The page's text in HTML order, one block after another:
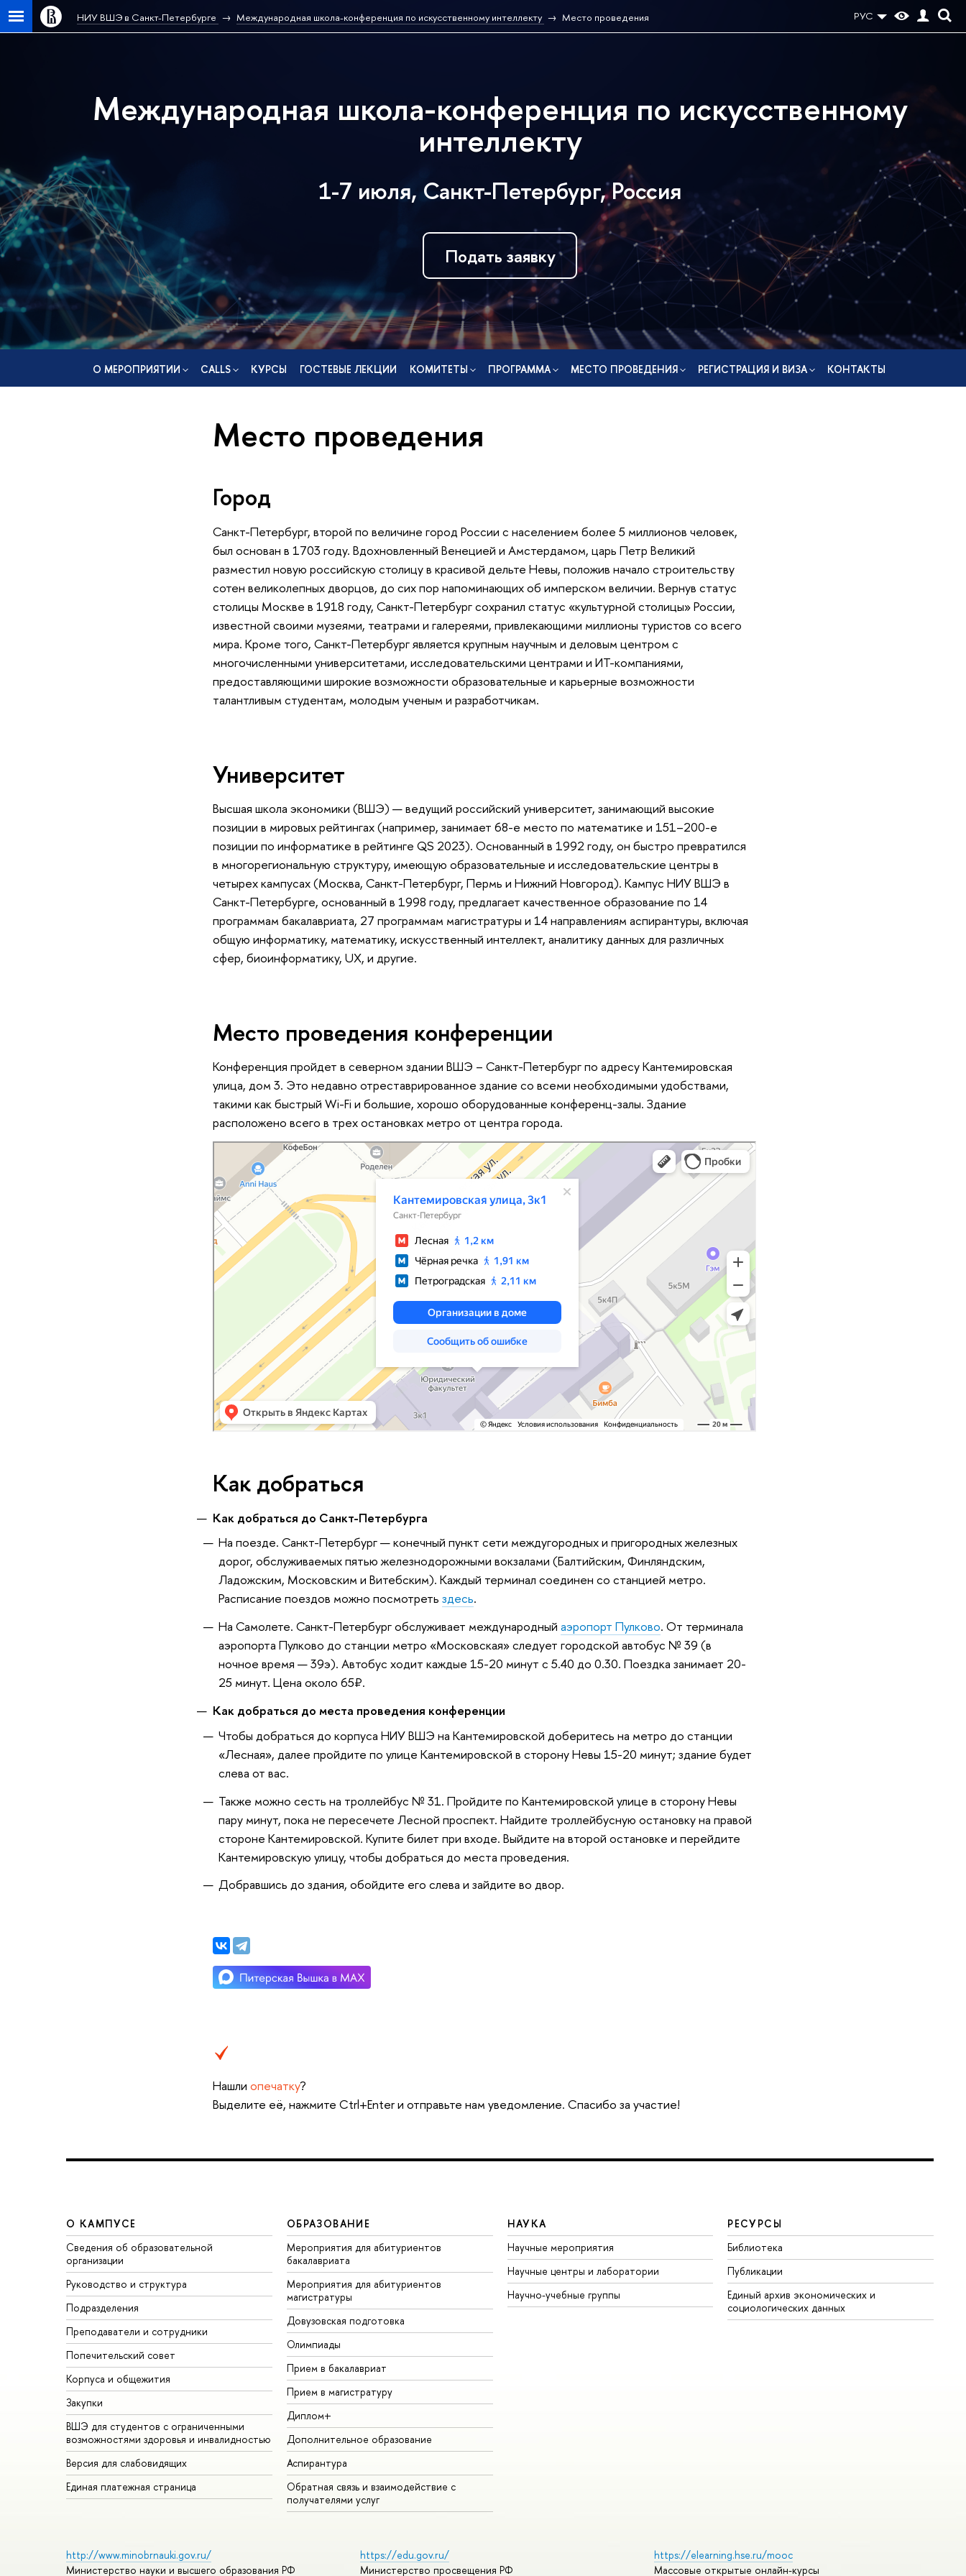
РУС
НИУ ВШЭ в Санкт-Петербурге Международная школа-конференция по искусственному интеллекту Место проведения
Международная школа-конференция по искусственному
интеллекту
1-7 июля, Санкт-Петербург, Россия
Подать заявку
О МЕРОПРИЯТИИ CALLS КУРСЫ ГОСТЕВЫЕ ЛЕКЦИИ КОМИТЕТЫ ПРОГРАММА МЕСТО ПРОВЕДЕНИЯ РЕГИСТРАЦИЯ И ВИЗА КОНТАКТЫ
Место проведения
Город
Санкт-Петербург, второй по величине город России с населением более 5 миллионов человек,
был основан в 1703 году. Вдохновленный Венецией и Амстердамом, царь Петр Великий
разместил новую российскую столицу в красивой дельте Невы, положив начало строительству
сотен великолепных дворцов, до сих пор напоминающих об имперском величии. Вернув статус
столицы Москве в 1918 году, Санкт-Петербург сохранил статус «культурной столицы» России,
известной своими музеями, театрами и галереями, привлекающими миллионы туристов со всего
мира. Кроме того, Санкт-Петербург является крупным научным и деловым центром с
многочисленными университетами, исследовательскими центрами и ИТ-компаниями,
предоставляющими широкие возможности образовательные и карьерные возможности
талантливым студентам, молодым ученым и разработчикам.
Университет
Высшая школа экономики (ВШЭ) — ведущий российский университет, занимающий высокие
позиции в мировых рейтингах (например, занимает 68-е место по математике и 151–200-е
позиции по информатике в рейтинге QS 2023). Основанный в 1992 году, он быстро превратился
в многорегиональную структуру, имеющую образовательные и исследовательские центры в
четырех кампусах (Москва, Санкт-Петербург, Пермь и Нижний Новгород). Кампус НИУ ВШЭ в
Санкт-Петербурге, основанный в 1998 году, предлагает качественное образование по 14
программам бакалавриата, 27 программам магистратуры и 14 направлениям аспирантуры, включая
общую информатику, математику, искусственный интеллект, аналитику данных для различных
сфер, биоинформатику, UX, и другие.
Место проведения конференции
Конференция пройдет в северном здании ВШЭ – Санкт-Петербург по адресу Кантемировская
улица, дом 3. Это недавно отреставрированное здание со всеми необходимыми удобствами,
такими как быстрый Wi-Fi и большие, хорошо оборудованные конференц-залы. Здание
расположено всего в трех остановках метро от центра города.
Кантемировская улица, 3к1 — Яндекс Карты
Как добраться
Как добраться до Санкт-Петербурга
На поезде. Санкт-Петербург — конечный пункт сети междугородных и пригородных железных
дорог, обслуживаемых пятью железнодорожными вокзалами (Балтийским, Финляндским,
Ладожским, Московским и Витебским). Каждый терминал соединен со станцией метро.
Расписание поездов можно посмотретьздесь.
На Самолете. Санкт-Петербург обслуживает международныйаэропорт Пулково. От терминала
аэропорта Пулково до станции метро «Московская» следует городской автобус № 39 (в
ночное время — 39э). Автобус ходит каждые 15-20 минут с 5.40 до 0.30. Поездка занимает 20-
25 минут. Цена около 65₽.
Как добраться до места проведения конференции
Чтобы добраться до корпуса НИУ ВШЭ на Кантемировской доберитесь на метро до станции
«Лесная», далее пройдите по улице Кантемировской в сторону Невы 15-20 минут; здание будет
слева от вас.
Также можно сесть на троллейбус № 31. Пройдите по Кантемировской улице в сторону Невы
пару минут, пока не пересечете Лесной проспект. Найдите троллейбусную остановку на правой
стороне Кантемировской. Купите билет при входе. Выйдите на второй остановке и перейдите
Кантемировскую улицу, чтобы добраться до места проведения.
Добравшись до здания, обойдите его слева и зайдите во двор.
Нашли опечатку?
Выделите её, нажмите Ctrl+Enter и отправьте нам уведомление. Спасибо за участие!
О КАМПУСЕ
Сведения об образовательной
организации
Руководство и структура
Подразделения
Преподаватели и сотрудники
Попечительский совет
Корпуса и общежития
Закупки
ВШЭ для студентов с ограниченными
возможностями здоровья и инвалидностью
Версия для слабовидящих
Единая платежная страница
ОБРАЗОВАНИЕ
Мероприятия для абитуриентов
бакалавриата
Мероприятия для абитуриентов
магистратуры
Довузовская подготовка
Олимпиады
Прием в бакалавриат
Прием в магистратуру
Диплом+
Дополнительное образование
Аспирантура
Обратная связь и взаимодействие с
получателями услуг
НАУКА
Научные мероприятия
Научные центры и лаборатории
Научно-учебные группы
РЕСУРСЫ
Библиотека
Публикации
Единый архив экономических и
социологических данных
http://www.minobrnauki.gov.ru/
Министерство науки и высшего образования РФ
https://edu.gov.ru/
Министерство просвещения РФ
https://elearning.hse.ru/mooc
Массовые открытые онлайн-курсы